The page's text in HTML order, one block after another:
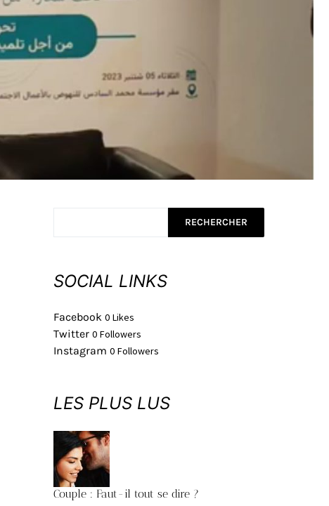
RECHERCHER
SOCIAL LINKS
Facebook 0 Likes
Twitter 0 Followers
Instagram 0 Followers
LES PLUS LUS
Couple : Faut-il tout se dire ?